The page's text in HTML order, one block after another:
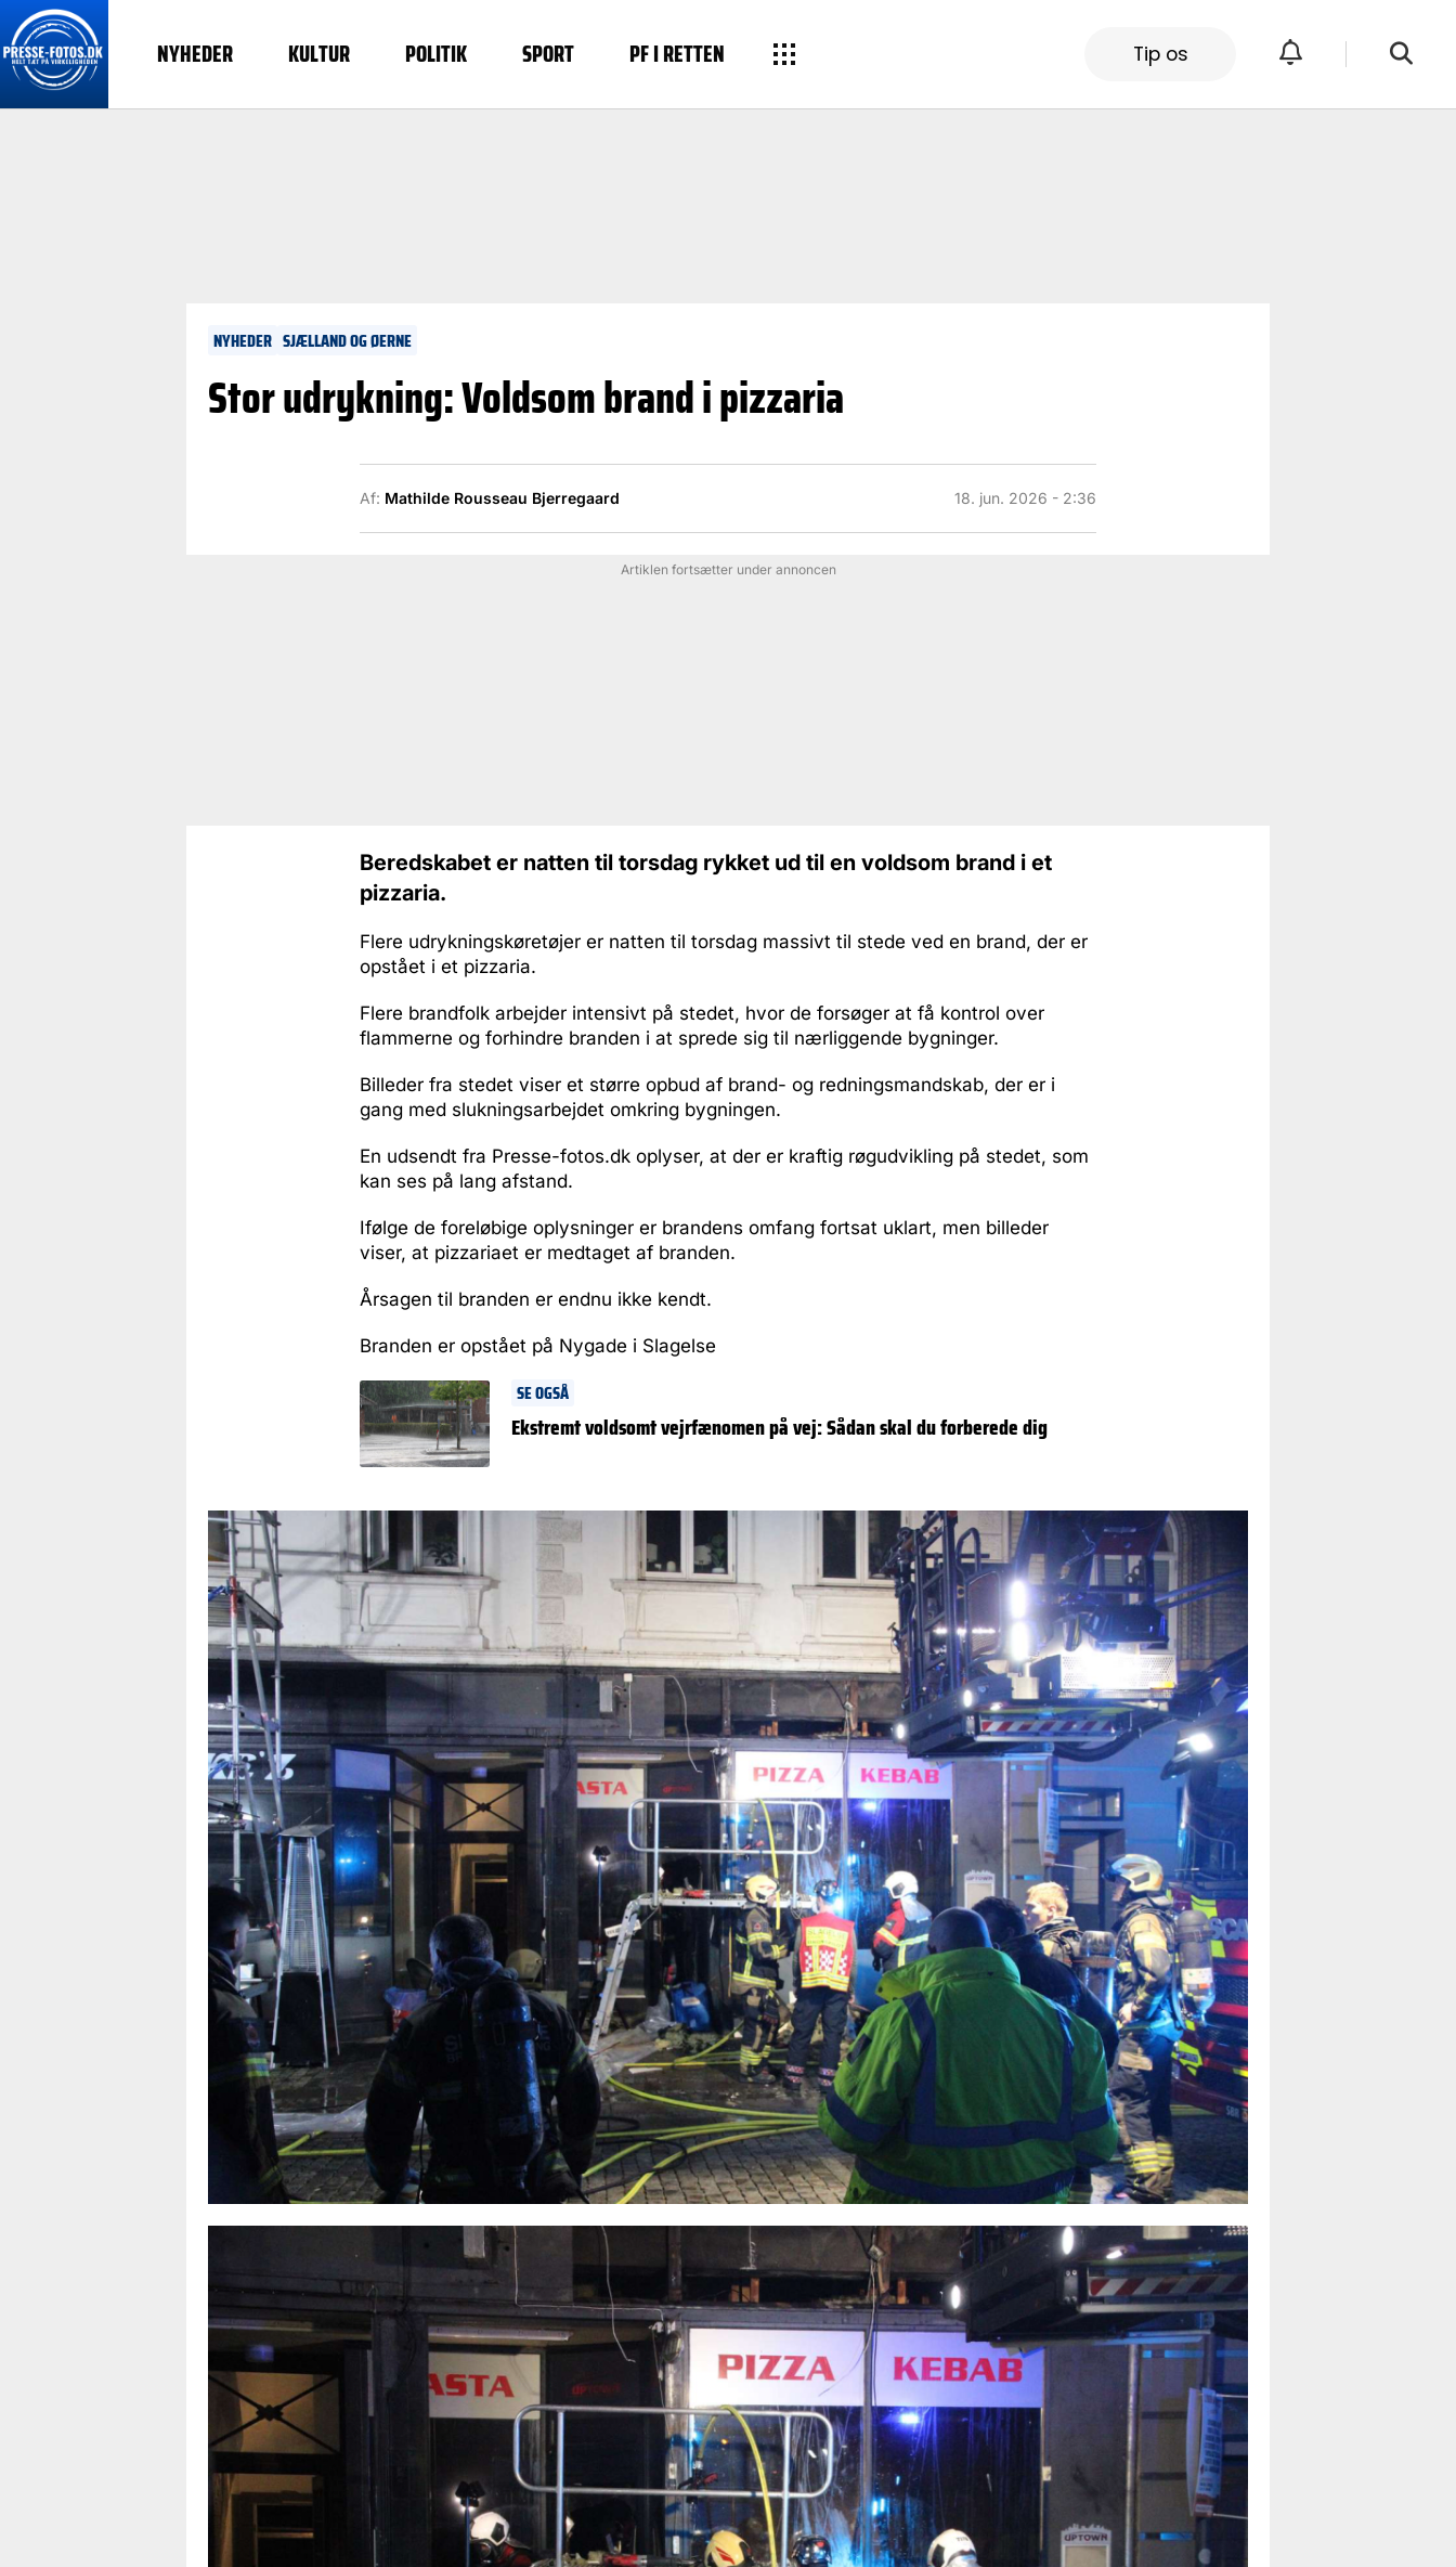
NYHEDER KULTUR POLITIK SPORT PF I RETTEN Tip os
NYHEDER SJÆLLAND OG ØERNE
Stor udrykning: Voldsom brand i pizzaria
Af: Mathilde Rousseau Bjerregaard 18. jun. 2026 - 2:36
Artiklen fortsætter under annoncen
Beredskabet er natten til torsdag rykket ud til en voldsom brand i et
pizzaria.
Flere udrykningskøretøjer er natten til torsdag massivt til stede ved en brand, der er
opstået i et pizzaria.
Flere brandfolk arbejder intensivt på stedet, hvor de forsøger at få kontrol over
flammerne og forhindre branden i at sprede sig til nærliggende bygninger.
Billeder fra stedet viser et større opbud af brand- og redningsmandskab, der er i
gang med slukningsarbejdet omkring bygningen.
En udsendt fra Presse-fotos.dk oplyser, at der er kraftig røgudvikling på stedet, som
kan ses på lang afstand.
Ifølge de foreløbige oplysninger er brandens omfang fortsat uklart, men billeder
viser, at pizzariaet er medtaget af branden.
Årsagen til branden er endnu ikke kendt.
Branden er opstået på Nygade i Slagelse
SE OGSÅ
Ekstremt voldsomt vejrfænomen på vej: Sådan skal du forberede dig